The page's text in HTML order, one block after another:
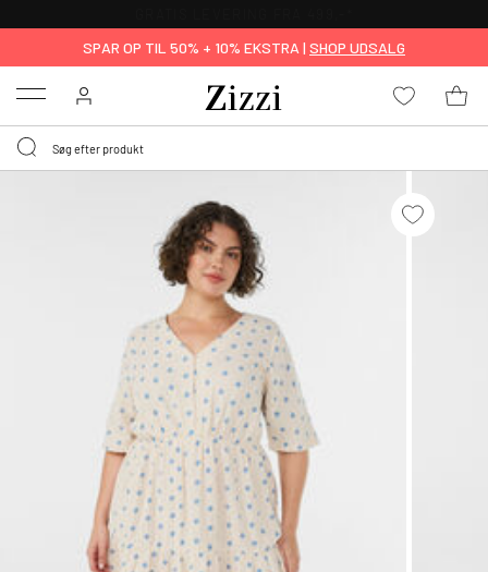
SPAR OP TIL 50% + 10% EKSTRA | SHOP UDSALG
Menu